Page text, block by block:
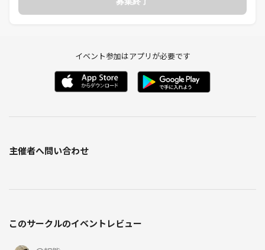
イベント参加はアプリが必要です
主催者へ問い合わせ
このサークルのイベントレビュー